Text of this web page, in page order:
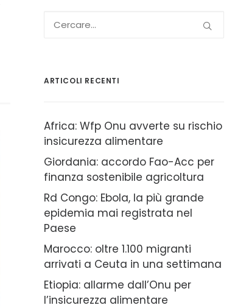
ARTICOLI RECENTI
Africa: Wfp Onu avverte su rischio
insicurezza alimentare
Giordania: accordo Fao-Acc per
finanza sostenibile agricoltura
Rd Congo: Ebola, la più grande
epidemia mai registrata nel
Paese
Marocco: oltre 1.100 migranti
arrivati a Ceuta in una settimana
Etiopia: allarme dall’Onu per
l’insicurezza alimentare